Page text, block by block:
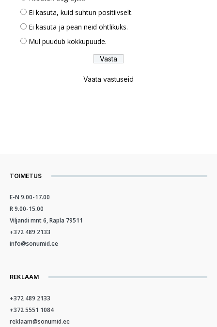
Ei kasuta, kuid suhtun positiivselt.
Ei kasuta ja pean neid ohtlikuks.
Mul puudub kokkupuude.
Vaata vastuseid
TOIMETUS
E-N 9.00-17.00
R 9.00-15.00
Viljandi mnt 6, Rapla 79511
+372 489 2133
info@sonumid.ee
REKLAAM
+372 489 2133
+372 5551 1084
reklaam@sonumid.ee